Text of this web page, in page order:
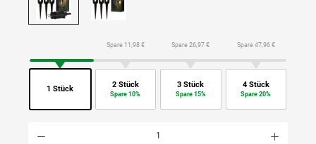
1 Stück
Spare 11,98 €
2 Stück
Spare 10%
Spare 26,97 €
3 Stück
Spare 15%
Spare 47,96 €
4 Stück
Spare 20%